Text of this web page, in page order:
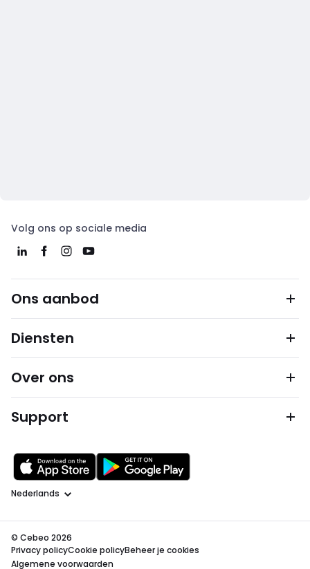
Volg ons op sociale media
Ons aanbod
Diensten
Over ons
Support
Taal
© Cebeo 2026
Privacy policyCookie policyBeheer je cookies
Algemene voorwaarden